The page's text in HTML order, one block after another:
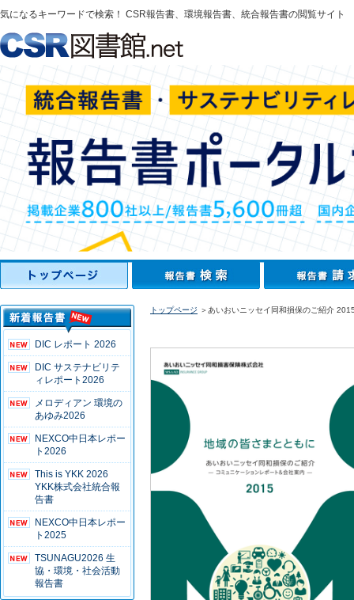
気になるキーワードで検索！ CSR報告書、環境報告書、統合報告書の閲覧サイト
DIC レポート 2026
DIC サステナビリテ
ィレポート2026
メロディアン 環境の
あゆみ2026
NEXCO中日本レポー
ト2026
This is YKK 2026
YKK株式会社統合報
告書
NEXCO中日本レポー
ト2025
TSUNAGU2026 生
協・環境・社会活動
報告書
トップページ ＞あいおいニッセイ同和損保のご紹介